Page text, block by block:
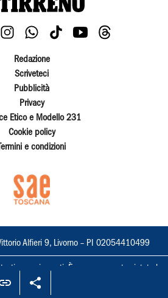
Redazione
Scriveteci
Pubblicità
Privacy
Etico e Modello 231
Cookie policy
Termini e condizioni
Alfieri 9, Livorno – PI 02054410499
sono riservati. È espressamente vietata la
mezzo e l'adattamento totale o parziale.